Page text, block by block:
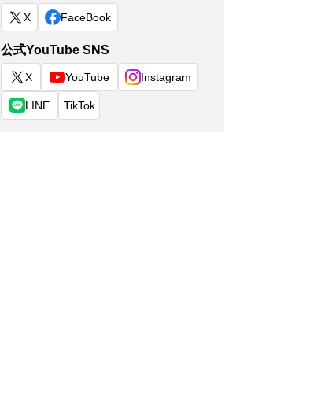
X FaceBook
公式YouTube SNS
X YouTube Instagram
LINE TikTok